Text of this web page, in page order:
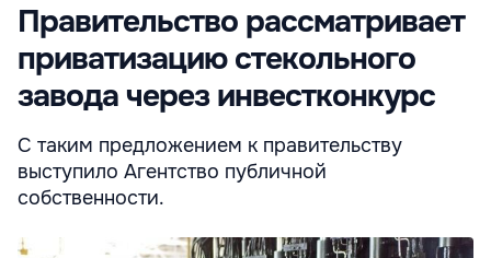
Правительство рассматривает
приватизацию стекольного
завода через инвестконкурс
С таким предложением к правительству
выступило Агентство публичной
собственности.